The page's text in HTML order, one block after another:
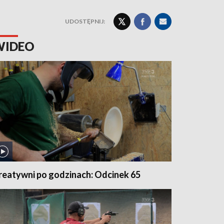
UDOSTĘPNIJ:
po godzinach: Odcinek 65